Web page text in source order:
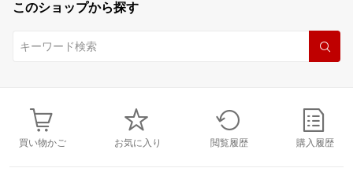
このショップから探す
買い物かご お気に入り 閲覧履歴 購入履歴